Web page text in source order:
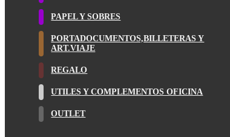
PAPEL Y SOBRES
PORTADOCUMENTOS,BILLETERAS Y
ART.VIAJE
REGALO
UTILES Y COMPLEMENTOS OFICINA
OUTLET